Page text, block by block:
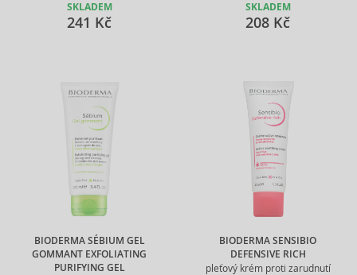
SKLADEM
241 Kč
SKLADEM
208 Kč
BIODERMA SÉBIUM GEL
GOMMANT EXFOLIATING
PURIFYING GEL
BIODERMA SENSIBIO
DEFENSIVE RICH
pleťový krém proti zarudnutí